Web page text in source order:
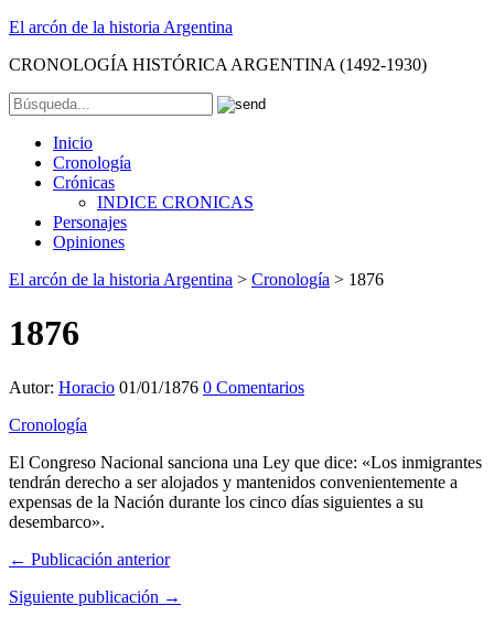
El arcón de la historia Argentina
CRONOLOGÍA HISTÓRICA ARGENTINA (1492-1930)
Inicio
Cronología
Crónicas
INDICE CRONICAS
Personajes
Opiniones
El arcón de la historia Argentina > Cronología > 1876
1876
Autor: Horacio 01/01/1876 0 Comentarios
Cronología
El Congreso Nacional sanciona una Ley que dice: «Los inmigrantes
tendrán derecho a ser alojados y mantenidos convenientemente a
expensas de la Nación durante los cinco días siguientes a su
desembarco».
← Publicación anterior
Siguiente publicación →